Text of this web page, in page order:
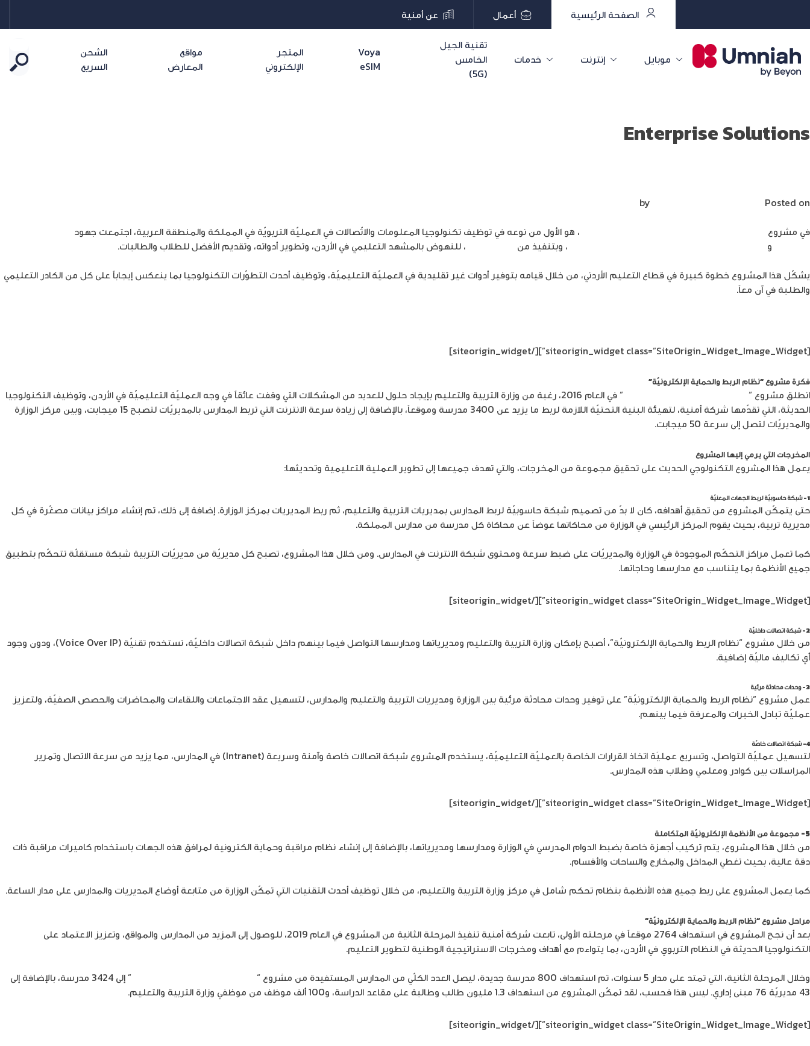
الصفحة الرئيسية أعمال عن أمنية
موبايل إنترنت خدمات
تقنية الجيل
الخامس
(5G)
Voya
eSIM
المتجر
الإلكتروني
مواقع
المعارض
الشحن
السريع
Enterprise Solutions
Posted on
في مشروع
، هو الأول من نوعه في توظيف تكنولوجيا المعلومات والاتّصالات في العمليّة التربويّة في المملكة والمنطقة العربية، اجتمعت جهود
و ، وبتنفيذ من
، للنهوض بالمشهد التعليمي في الأردن، وتطوير أدواته، وتقديم الأفضل للطلاب والطالبات.
يشكّل هذا المشروع خطوة كبيرة في قطاع التعليم الأردني، من خلال قيامه بتوفير أدوات غير تقليدية في العمليّة التعليميّة، وتوظيف أحدث التطوّرات التكنولوجيا بما ينعكس إيجاباً على كل من الكادر التعليمي
والطلبة في آن معاً.
[siteorigin_widget class=”SiteOrigin_Widget_Image_Widget”]
[/siteorigin_widget]
فكرة مشروع “نظام الربط والحماية الإلكترونيّة”
انطلق مشروع “
” في العام 2016، رغبة من وزارة التربية والتعليم بإيجاد حلول للعديد من المشكلات التي وقفت عائقاً في وجه العمليّة التعليميّة في الأردن، وتوظيف التكنولوجيا
الحديثة، التي تقدّمها شركة أمنية، لتهيئة البنية التحتيّة اللازمة لربط ما يزيد عن 3400 مدرسة وموقعاً، بالإضافة إلى زيادة سرعة الانترنت التي تربط المدارس بالمديريّات لتصبح 15 ميجابت، وبين مركز الوزارة
والمديريّات لتصل إلى سرعة 50 ميجابت.
المخرجات التي يرمي إليها المشروع
يعمل هذا المشروع التكنولوجي الحديث على تحقيق مجموعة من المخرجات، والتي تهدف جميعها إلى تطوير العملية التعليمية وتحديثها:
1- شبكة حاسوبيّة لربط الجهات المعنيّة
حتى يتمكّن المشروع من تحقيق أهدافه، كان لا بدّ من تصميم شبكة حاسوبيّة لربط المدارس بمديريات التربية والتعليم، ثم ربط المديريات بمركز الوزارة. إضافة إلى ذلك، تم إنشاء مراكز بيانات مصغّرة في كل
مديرية تربية، بحيث يقوم المركز الرئيسي في الوزارة من محاكاتها عوضاً عن محاكاة كل مدرسة من مدارس المملكة.
كما تعمل مراكز التحكّم الموجودة في الوزارة والمديريّات على ضبط سرعة ومحتوى شبكة الانترنت في المدارس. ومن خلال هذا المشروع، تصبح كل مديريّة من مديريّات التربية شبكة مستقلّة تتحكّم بتطبيق
جميع الأنظمة بما يتناسب مع مدارسها وحاجاتها.
[siteorigin_widget class=”SiteOrigin_Widget_Image_Widget”]
[/siteorigin_widget]
2- شبكة اتصالات داخليّة
من خلال مشروع “نظام الربط والحماية الإلكترونيّة”، أصبح بإمكان وزارة التربية والتعليم ومديرياتها ومدارسها التواصل فيما بينهم داخل شبكة اتصالات داخليّة، تستخدم تقنيّة (Voice Over IP)، ودون وجود
أي تكاليف ماليّة إضافية.
3- وحدات محادثة مرئية
عمل مشروع “نظام الربط والحماية الإلكترونيّة” على توفير وحدات محادثة مرئية بين الوزارة ومديريات التربية والتعليم والمدارس، لتسهيل عقد الاجتماعات واللقاءات والمحاضرات والحصص الصفيّة، ولتعزيز
عمليّة تبادل الخبرات والمعرفة فيما بينهم.
4- شبكة اتصالات خاصّة
لتسهيل عمليّة التواصل، وتسريع عمليَة اتخاذ القرارات الخاصة بالعمليّة التعليميّة، يستخدم المشروع شبكة اتصالات خاصة وآمنة وسريعة (Intranet) في المدارس، مما يزيد من سرعة الاتصال وتمرير
المراسلات بين كوادر ومعلمي وطلاب هذه المدارس.
[siteorigin_widget class=”SiteOrigin_Widget_Image_Widget”]
[/siteorigin_widget]
5- مجموعة من الأنظمة الإلكترونيّة المتكاملة
من خلال هذا المشروع، يتم تركيب أجهزة خاصة بضبط الدوام المدرسي في الوزارة ومدارسها ومديرياتها، بالإضافة إلى إنشاء نظام مراقبة وحماية الكترونية لمرافق هذه الجهات باستخدام كاميرات مراقبة ذات
دقة عالية، بحيث تغطي المداخل والمخارج والساحات والأقسام.
كما يعمل المشروع على ربط جميع هذه الأنظمة بنظام تحكم شامل في مركز وزارة التربية والتعليم، من خلال توظيف أحدث التقنيات التي تمكّن الوزارة من متابعة أوضاع المديريات والمدارس على مدار الساعة.
مراحل مشروع “نظام الربط والحماية الإلكترونيّة”
بعد أن نجح المشروع في استهداف 2764 موقعاً في مرحلته الأولى، تابعت شركة أمنية تنفيذ المرحلة الثانية من المشروع في العام 2019، للوصول إلى المزيد من المدارس والمواقع، وتعزيز الاعتماد على
التكنولوجيا الحديثة في النظام التربوي في الأردن، بما يتواءم مع أهداف ومخرجات الاستراتيجية الوطنية لتطوير التعليم.
وخلال المرحلة الثانية، التي تمتد على مدار 5 سنوات، تم استهداف 800 مدرسة جديدة، ليصل العدد الكلّي من المدارس المستفيدة من مشروع “
” إلى 3424 مدرسة، بالإضافة إلى
43 مديريّة 76 مبنى إداري. ليس هذا فحسب، لقد تمكّن المشروع من استهداف 1.3 مليون طالب وطالبة على مقاعد الدراسة، و100 ألف موظف من موظفي وزارة التربية والتعليم.
[siteorigin_widget class=”SiteOrigin_Widget_Image_Widget”]
[/siteorigin_widget]